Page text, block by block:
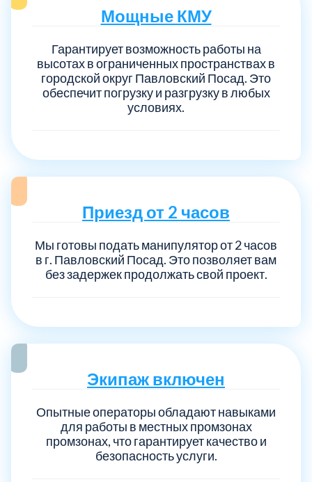
Мощные КМУ
Гарантирует возможность работы на
высотах в ограниченных пространствах в
городской округ Павловский Посад. Это
обеспечит погрузку и разгрузку в любых
условиях.
Приезд от 2 часов
Мы готовы подать манипулятор от 2 часов
в г. Павловский Посад. Это позволяет вам
без задержек продолжать свой проект.
Экипаж включен
Опытные операторы обладают навыками
для работы в местных промзонах
промзонах, что гарантирует качество и
безопасность услуги.